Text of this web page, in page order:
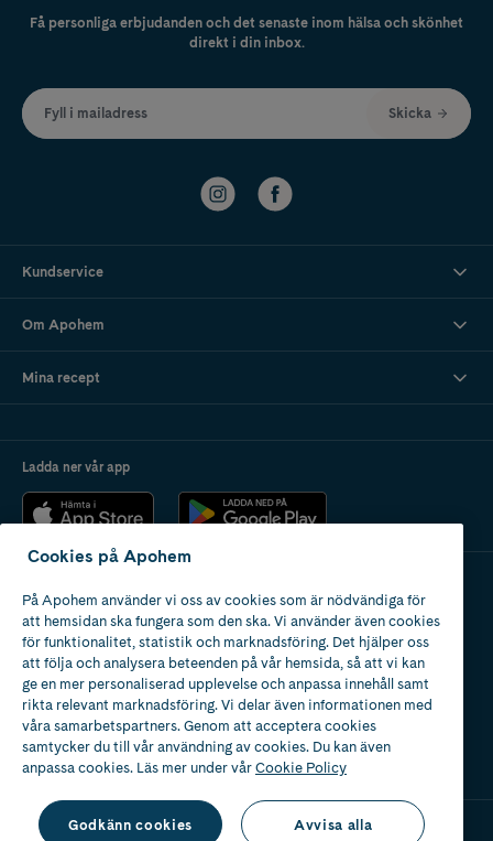
Få personliga erbjudanden och det senaste inom hälsa och skönhet
direkt i din inbox.
Fyll i mailadress Skicka
Kundservice
Om Apohem
Mina recept
Ladda ner vår app
Apotek med tillstånd
av Läkemedelsverket
Cookies på Apohem
På Apohem använder vi oss av cookies som är nödvändiga för
att hemsidan ska fungera som den ska. Vi använder även cookies
för funktionalitet, statistik och marknadsföring. Det hjälper oss
att följa och analysera beteenden på vår hemsida, så att vi kan
ge en mer personaliserad upplevelse och anpassa innehåll samt
rikta relevant marknadsföring. Vi delar även informationen med
våra samarbetspartners. Genom att acceptera cookies
samtycker du till vår användning av cookies. Du kan även
anpassa cookies. Läs mer under vårCookie Policy
Godkänn cookies Avvisa alla